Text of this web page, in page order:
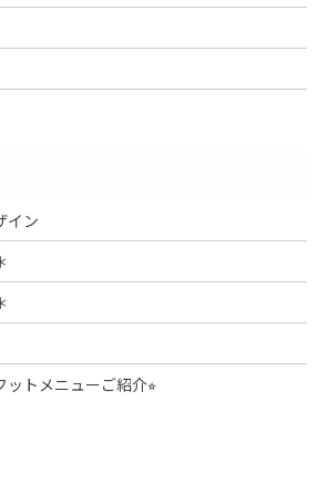
イン
トメニューご紹介⭐︎